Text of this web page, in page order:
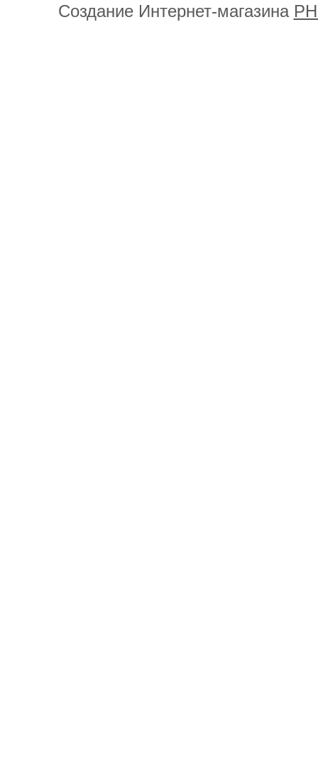
Создание Интернет-магазина